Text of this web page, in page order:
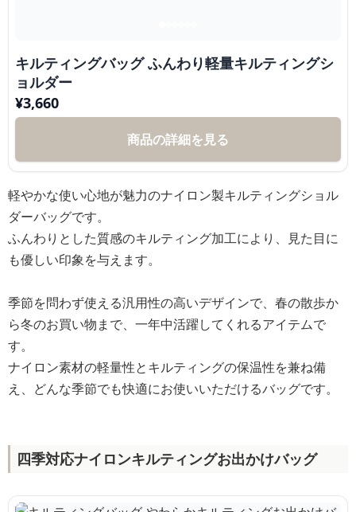
キルティングバッグ ふんわり軽量キルティングシ
ョルダー
¥3,660
商品の詳細を見る
軽やかな使い心地が魅力のナイロン製キルティングショル
ダーバッグです。
ふんわりとした質感のキルティング加工により、見た目に
も優しい印象を与えます。
季節を問わず使える汎用性の高いデザインで、春の散歩か
ら冬のお買い物まで、一年中活躍してくれるアイテムで
す。
ナイロン素材の軽量性とキルティングの保温性を兼ね備
え、どんな季節でも快適にお使いいただけるバッグです。
四季対応ナイロンキルティングお出かけバッグ